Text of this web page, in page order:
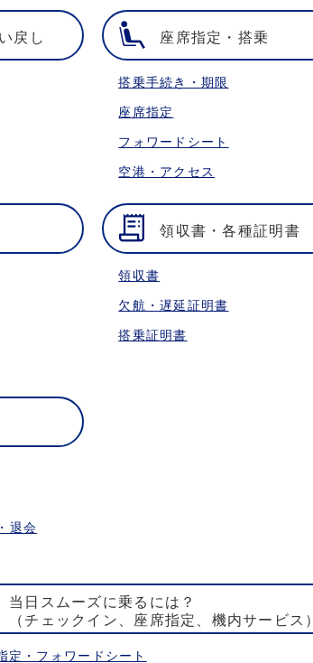
戻し 座席指定・搭乗
搭乗手続き・期限
座席指定
フォワードシート
空港・アクセス
領収書・各種証明書
領収書
欠航・遅延証明書
搭乗証明書
退会
当日スムーズに乗るには？
（チェックイン、座席指定、機内サービス）
定・フォワードシート